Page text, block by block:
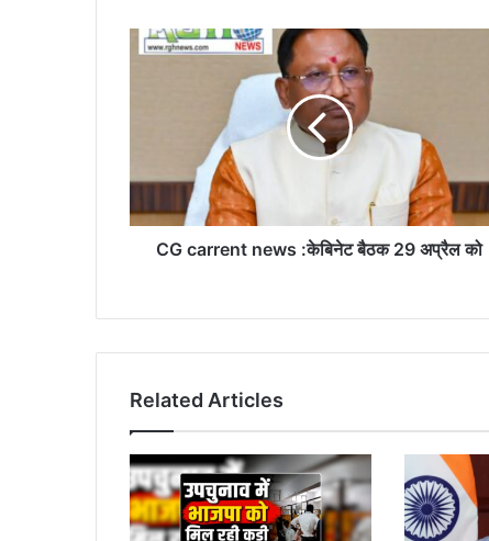
CG
अप्रैल
CG carrent news :केबिनेट बैठक 29 अप्रैल को
Related Articles